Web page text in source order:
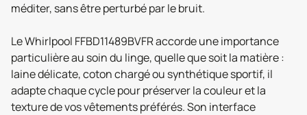
méditer, sans être perturbé par le bruit.
Le Whirlpool FFBD11489BVFR accorde une importance
particulière au soin du linge, quelle que soit la matière :
laine délicate, coton chargé ou synthétique sportif, il
adapte chaque cycle pour préserver la couleur et la
texture de vos vêtements préférés. Son interface